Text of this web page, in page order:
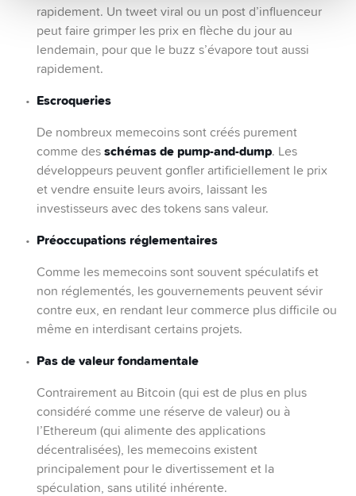
rapidement. Un tweet viral ou un post d’influenceur
peut faire grimper les prix en flèche du jour au
lendemain, pour que le buzz s’évapore tout aussi
rapidement.
Escroqueries
De nombreux memecoins sont créés purement
comme desschémas de pump-and-dump. Les
développeurs peuvent gonfler artificiellement le prix
et vendre ensuite leurs avoirs, laissant les
investisseurs avec des tokens sans valeur.
Préoccupations réglementaires
Comme les memecoins sont souvent spéculatifs et
non réglementés, les gouvernements peuvent sévir
contre eux, en rendant leur commerce plus difficile ou
même en interdisant certains projets.
Pas de valeur fondamentale
Contrairement au Bitcoin (qui est de plus en plus
considéré comme une réserve de valeur) ou à
l’Ethereum (qui alimente des applications
décentralisées), les memecoins existent
principalement pour le divertissement et la
spéculation, sans utilité inhérente.